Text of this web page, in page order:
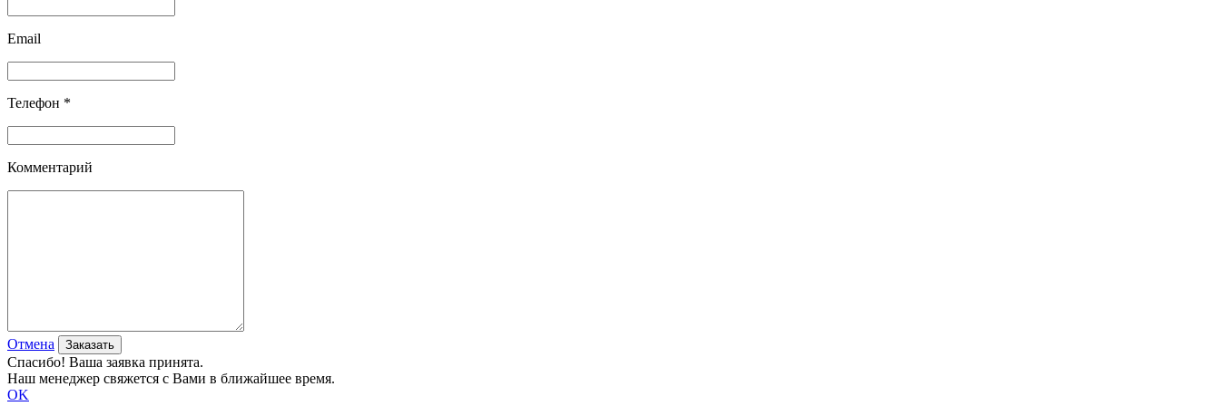
Email
Телефон *
Комментарий
Отмена
Спасибо! Ваша заявка принята.
Наш менеджер свяжется с Вами в ближайшее время.
OK